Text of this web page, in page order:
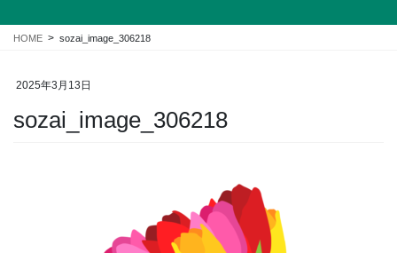
HOME sozai_image_306218
2025年3月13日
sozai_image_306218